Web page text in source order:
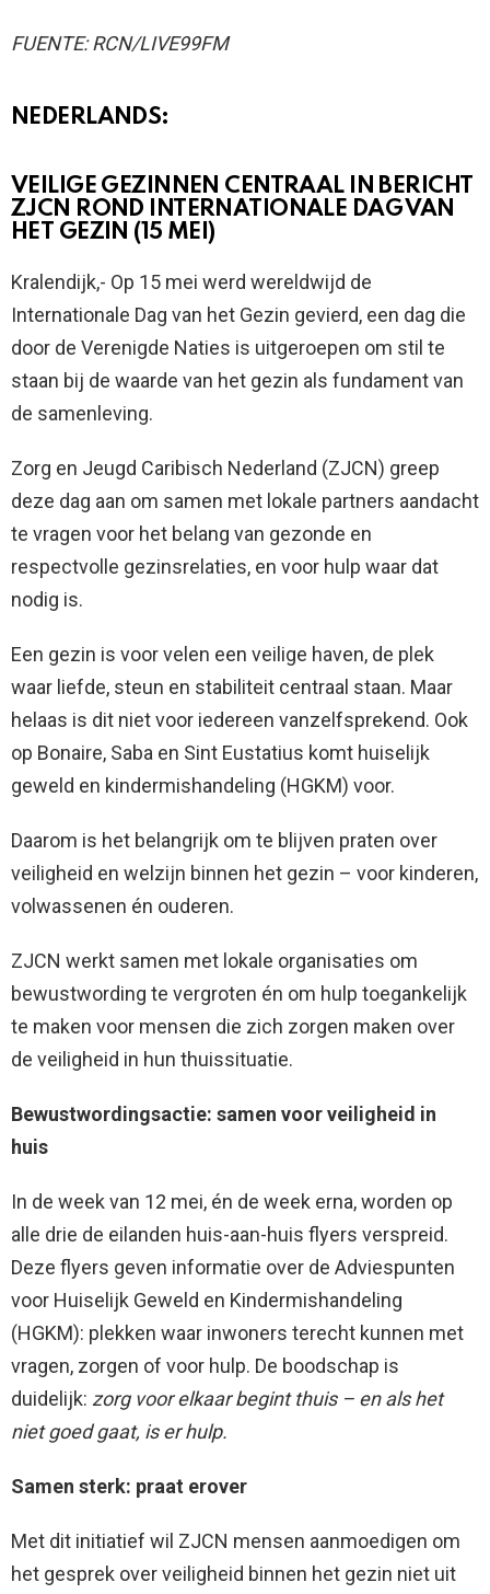
FUENTE: RCN/LIVE99FM
NEDERLANDS:
VEILIGE GEZINNEN CENTRAAL IN BERICHT
ZJCN ROND INTERNATIONALE DAG VAN
HET GEZIN (15 MEI)
Kralendijk,- Op 15 mei werd wereldwijd de
Internationale Dag van het Gezin gevierd, een dag die
door de Verenigde Naties is uitgeroepen om stil te
staan bij de waarde van het gezin als fundament van
de samenleving.
Zorg en Jeugd Caribisch Nederland (ZJCN) greep
deze dag aan om samen met lokale partners aandacht
te vragen voor het belang van gezonde en
respectvolle gezinsrelaties, en voor hulp waar dat
nodig is.
Een gezin is voor velen een veilige haven, de plek
waar liefde, steun en stabiliteit centraal staan. Maar
helaas is dit niet voor iedereen vanzelfsprekend. Ook
op Bonaire, Saba en Sint Eustatius komt huiselijk
geweld en kindermishandeling (HGKM) voor.
Daarom is het belangrijk om te blijven praten over
veiligheid en welzijn binnen het gezin – voor kinderen,
volwassenen én ouderen.
ZJCN werkt samen met lokale organisaties om
bewustwording te vergroten én om hulp toegankelijk
te maken voor mensen die zich zorgen maken over
de veiligheid in hun thuissituatie.
Bewustwordingsactie: samen voor veiligheid in
huis
In de week van 12 mei, én de week erna, worden op
alle drie de eilanden huis-aan-huis flyers verspreid.
Deze flyers geven informatie over de Adviespunten
voor Huiselijk Geweld en Kindermishandeling
(HGKM): plekken waar inwoners terecht kunnen met
vragen, zorgen of voor hulp. De boodschap is
duidelijk: zorg voor elkaar begint thuis – en als het
niet goed gaat, is er hulp.
Samen sterk: praat erover
Met dit initiatief wil ZJCN mensen aanmoedigen om
het gesprek over veiligheid binnen het gezin niet uit